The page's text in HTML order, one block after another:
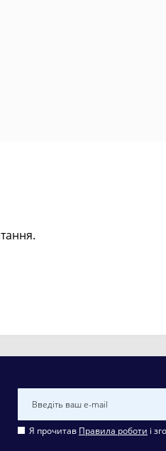
Я прочитав Правила роботи і